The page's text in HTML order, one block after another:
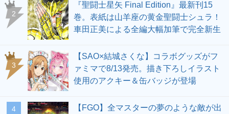
2
『聖闘士星矢 Final Edition』最新刊15
巻。表紙は山羊座の黄金聖闘士シュラ！
車田正美による全編大幅加筆で完全新生
3
【SAO×結城さくな】コラボグッズがフ
ァミマで8/13発売。描き下ろしイラスト
使用のアクキー＆缶バッジが登場
4
【FGO】全マスターの夢のような敵が出